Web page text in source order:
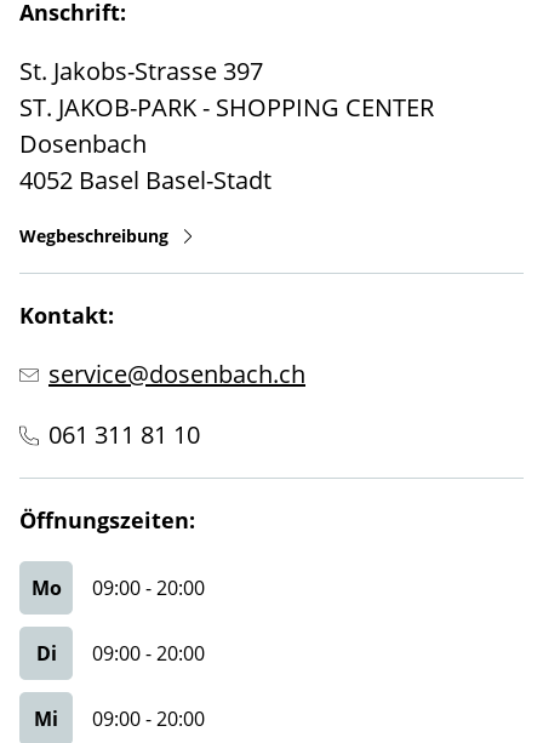
Anschrift:
St. Jakobs-Strasse 397
ST. JAKOB-PARK - SHOPPING CENTER
Dosenbach
4052 Basel Basel-Stadt
Wegbeschreibung
Kontakt:
service@dosenbach.ch
061 311 81 10
Öffnungszeiten:
Mo 09:00-20:00
Di 09:00-20:00
Mi 09:00-20:00